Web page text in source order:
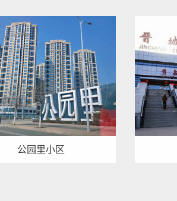
公园里小区